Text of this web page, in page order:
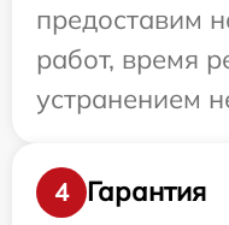
предоставим
работ, время
устранением
4
Гарантия